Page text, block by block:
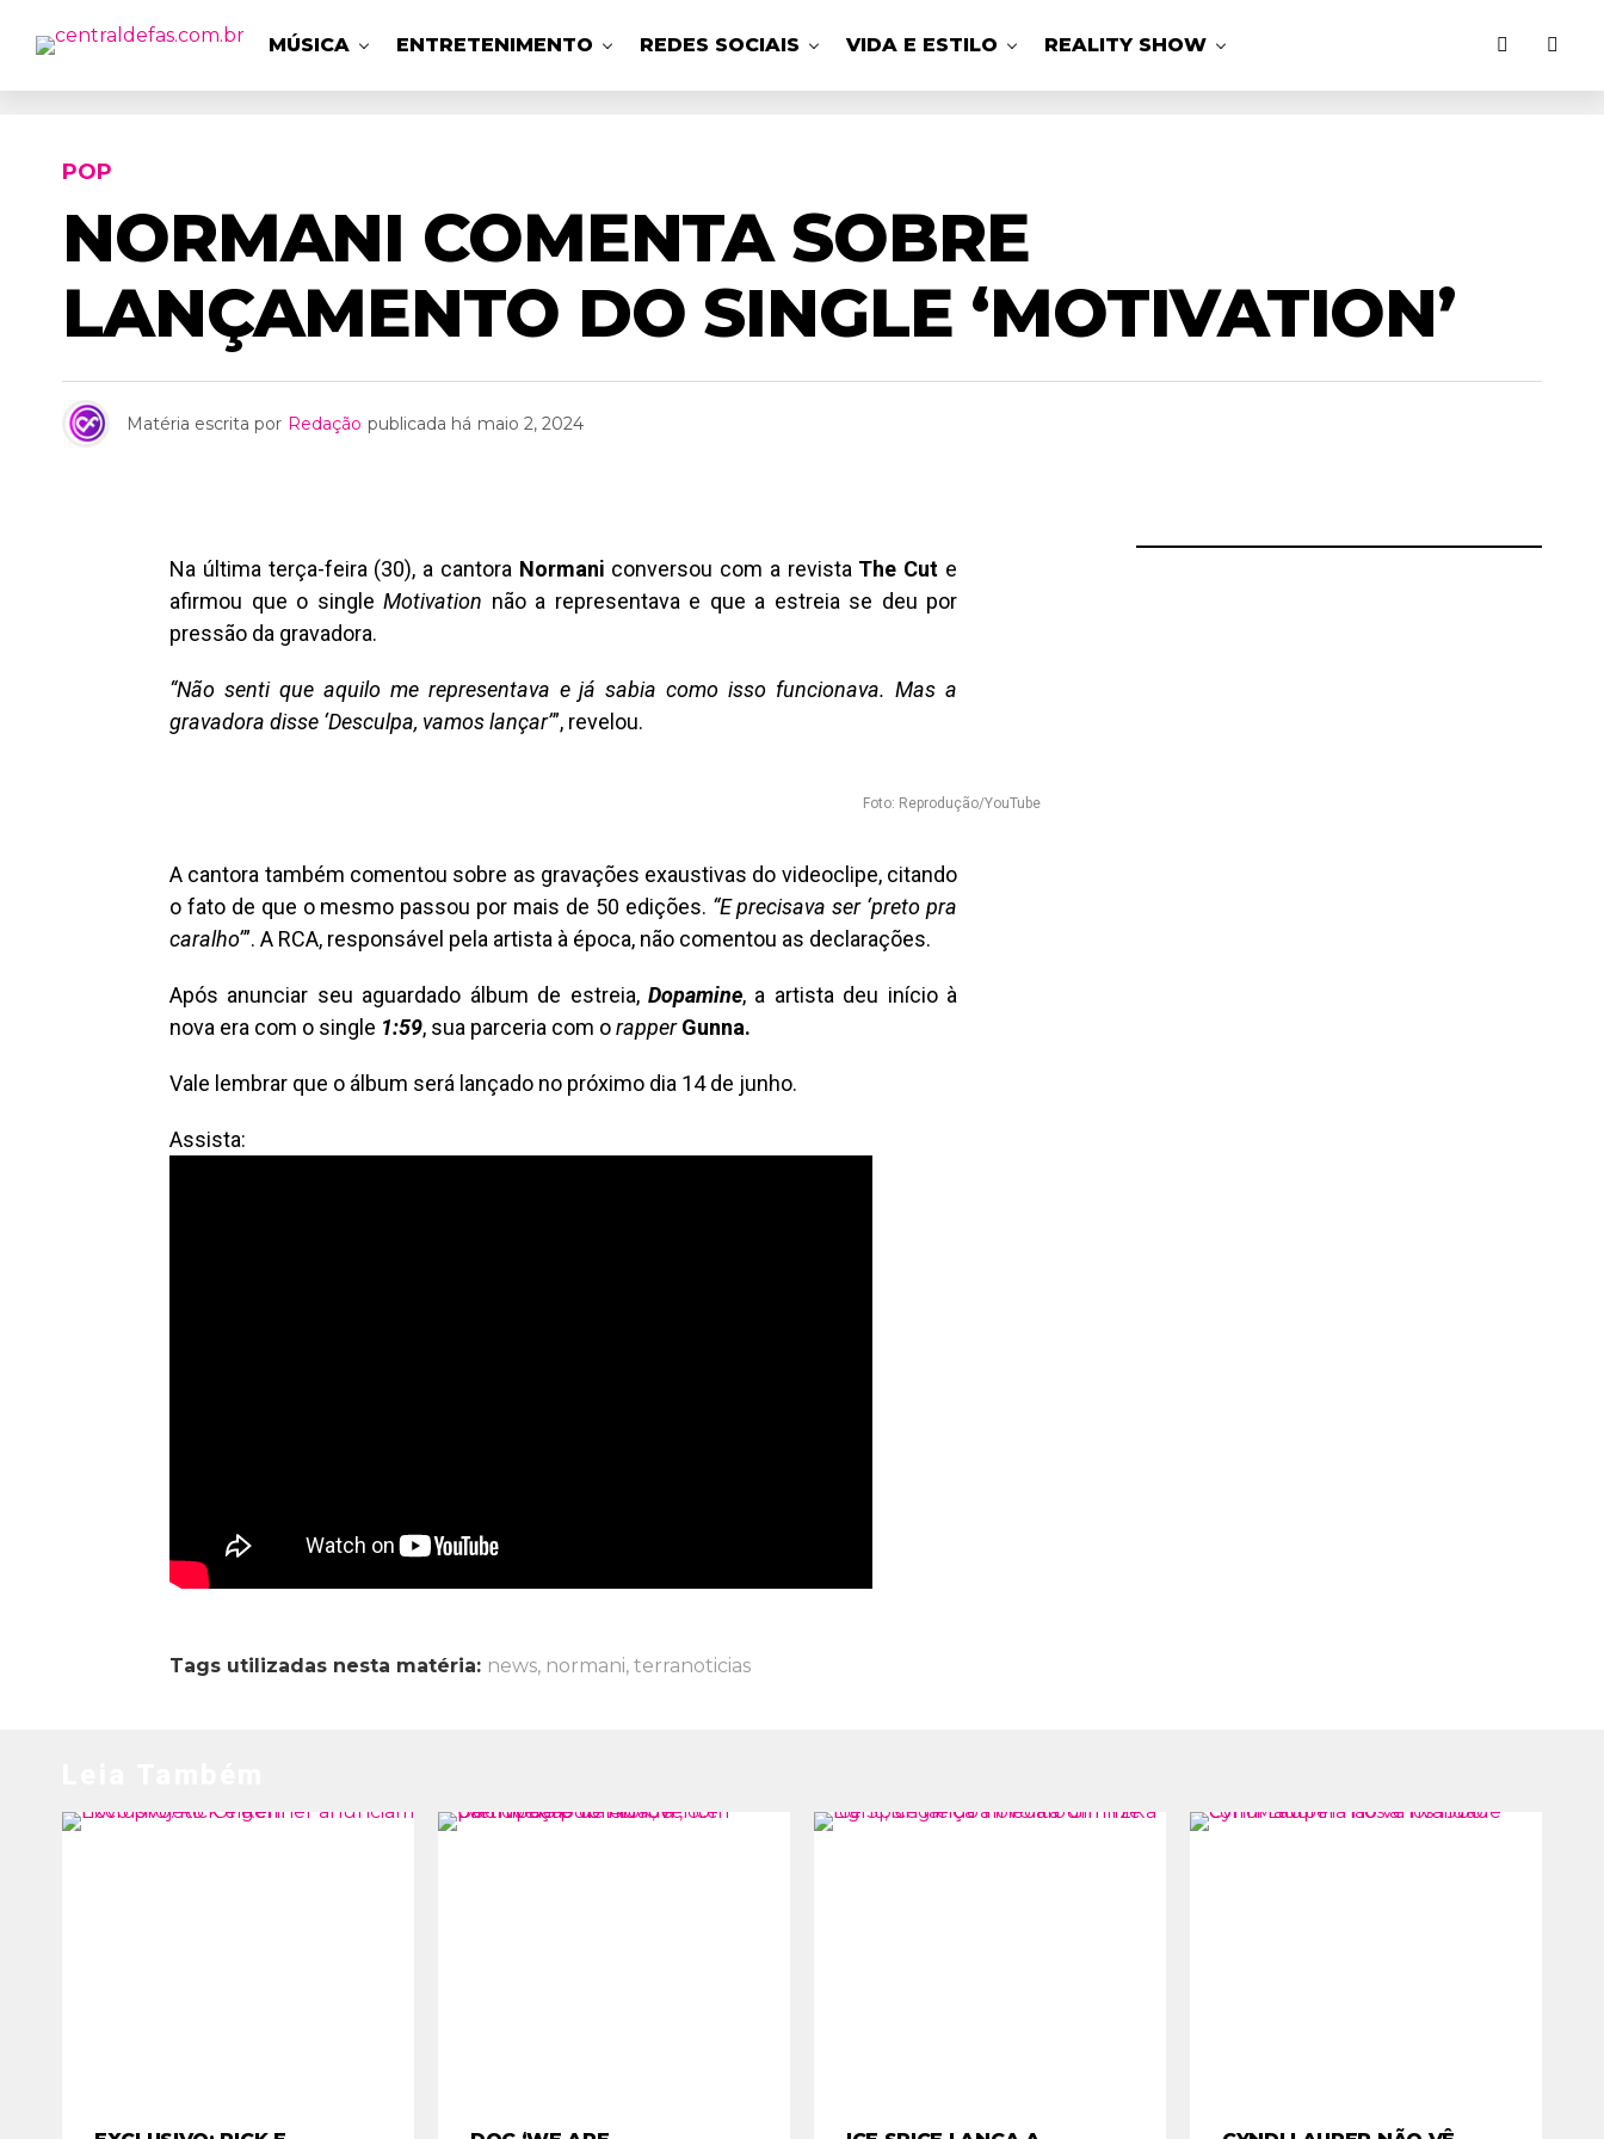
MÚSICA ENTRETENIMENTO REDES SOCIAIS VIDA E ESTILO REALITY SHOW
POP
NORMANI COMENTA SOBRE
LANÇAMENTO DO SINGLE ‘MOTIVATION’
Matéria escrita por Redação publicada há maio 2, 2024
Na última terça-feira (30), a cantora Normani conversou com a revista The Cut e
afirmou que o single Motivation não a representava e que a estreia se deu por
pressão da gravadora.
“Não senti que aquilo me representava e já sabia como isso funcionava. Mas a
gravadora disse ‘Desculpa, vamos lançar’”, revelou.
Foto: Reprodução/YouTube
A cantora também comentou sobre as gravações exaustivas do videoclipe, citando
o fato de que o mesmo passou por mais de 50 edições. “E precisava ser ‘preto pra
caralho’”. A RCA, responsável pela artista à época, não comentou as declarações.
Após anunciar seu aguardado álbum de estreia, Dopamine, a artista deu início à
nova era com o single 1:59, sua parceria com orapper Gunna.
Vale lembrar que o álbum será lançado no próximo dia 14 de junho.
Assista:
Tags utilizadas nesta matéria: news, normani, terranoticias